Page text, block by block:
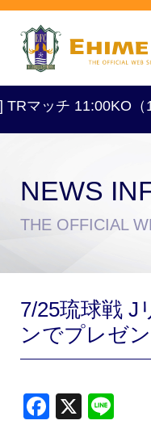
試合日程・結果
チケットを購
チ 11:00KO（10:30
NEWS
THE OFFICIAL
7/25琉球戦 J
ンでプレゼ
Facebook
X